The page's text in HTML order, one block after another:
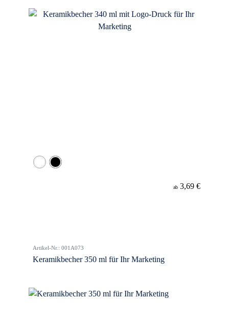
ab 3,69 €
Artikel-Nr.: 001A073
Keramikbecher 350 ml für Ihr Marketing